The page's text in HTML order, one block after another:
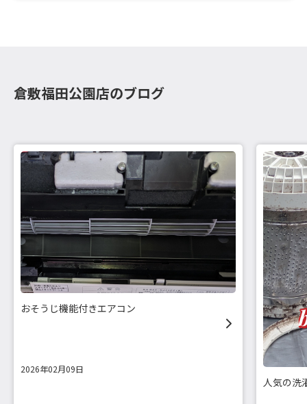
倉敷福田公園店のブログ
おそうじ機能付きエアコン
2026年02月09日
人気の洗